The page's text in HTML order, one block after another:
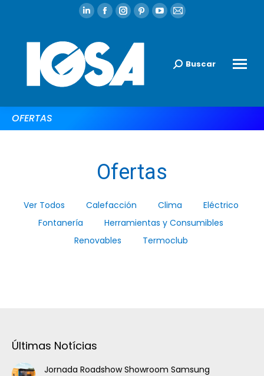
Buscar
OFERTAS
Ofertas
Ver Todos Calefacción Clima
Eléctrico
Fontanería
Herramientas y Consumibles
Renovables
Termoclub
Últimas Notícias
Jornada Roadshow Showroom Samsung